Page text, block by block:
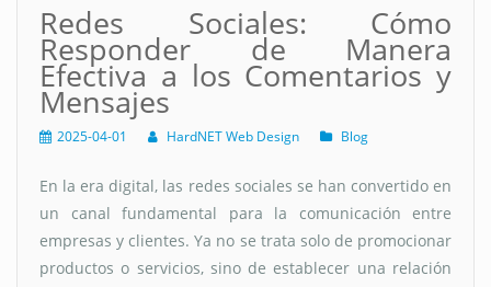
Redes Sociales: Cómo
Responder de Manera
Efectiva a los Comentarios y
Mensajes
2025-04-01 HardNET Web Design Blog
En la era digital, las redes sociales se han convertido en
un canal fundamental para la comunicación entre
empresas y clientes. Ya no se trata solo de promocionar
productos o servicios, sino de establecer una relación